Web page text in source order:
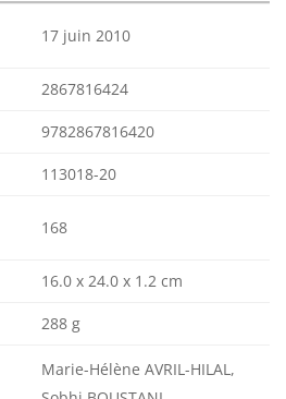
17 juin 2010
2867816424
9782867816420
113018-20
168
16.0 x 24.0 x 1.2 cm
288 g
Marie-Hélène AVRIL-HILAL,